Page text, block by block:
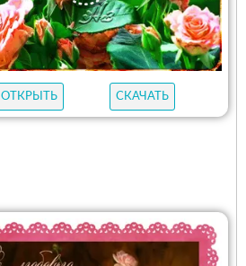
ОТКРЫТЬ СКАЧАТЬ